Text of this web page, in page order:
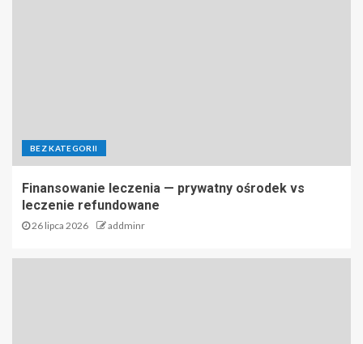
BEZ KATEGORII
Finansowanie leczenia — prywatny ośrodek vs
leczenie refundowane
26 lipca 2026 addminr